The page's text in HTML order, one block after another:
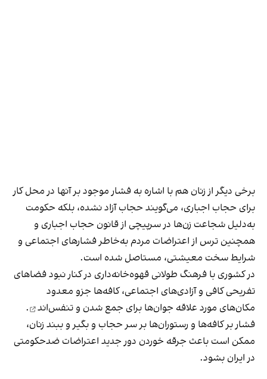
برخی دیگر از زنان هم با اشاره به فشار موجود بر آنها در محل کار
برای حجاب اجباری، می‌گویند حجاب آزاد نشده، بلکه حکومت
به‌دلیل شجاعت زن‌ها در سرپیچی از قانون حجاب اجباری و
همچنین ترس از اعتراضات مردم به‌خاطر فشارهای اجتماعی و
شرایط سخت معیشتی، مستاصل شده است.
در کشوری با فرهنگ طولانی قهوه‌‌خانه‌داری در کنار نبود فضاهای
تفریحی کافی و آزادی‌های اجتماعی، کافه‌ها جزو معدود
مکان‌های مورد علاقه جوان‌ها برای جمع شدن و تنفس‌اند
.
فشار بر کافه‌ها و رستوران‌ها بر سر حجاب و بگیر و ببند زنان،
ممکن است باعث جرقه خوردن دور جدید اعتراضات ضدحکومتی
در ایران بشود.